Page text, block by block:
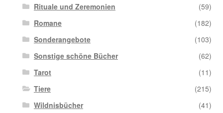
Rituale und Zeremonien
(59)
Romane
(182)
Sonderangebote
(103)
Sonstige schöne Bücher
(62)
Tarot
(11)
Tiere
(215)
Wildnisbücher
(41)